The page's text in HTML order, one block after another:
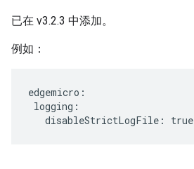
已在 v3.2.3 中添加。
例如：
edgemicro:
logging:
   disableStrictLogFile: true